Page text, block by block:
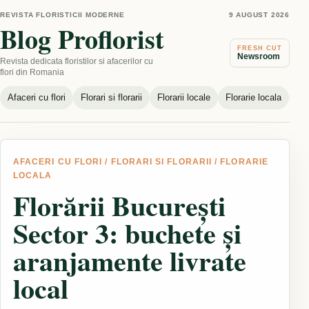
REVISTA FLORISTICII MODERNE 9 AUGUST 2026
Blog Proflorist
Revista dedicata floristilor si afacerilor cu
flori din Romania
FRESH CUT
Newsroom
Afaceri cu flori Florari si florarii Florarii locale Florarie locala
AFACERI CU FLORI / FLORARI SI FLORARII / FLORARIE
LOCALA
Florării București
Sector 3: buchete și
aranjamente livrate
local